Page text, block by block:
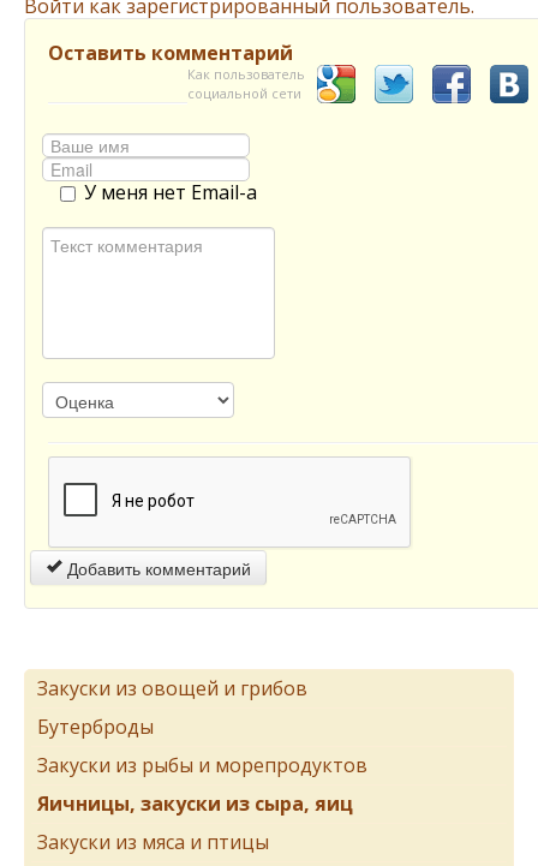
Войти как зарегистрированный пользователь.
Оставить комментарий
Как пользователь
социальной сети
У меня нет Email-а
Добавить комментарий
Закуски из овощей и грибов
Бутерброды
Закуски из рыбы и морепродуктов
Яичницы, закуски из сыра, яиц
Закуски из мяса и птицы